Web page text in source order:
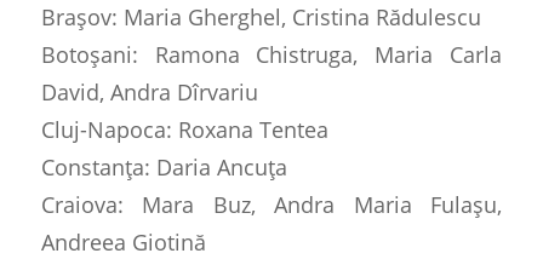
Brașov: Maria Gherghel, Cristina Rădulescu
Botoșani: Ramona Chistruga, Maria Carla
David, Andra Dîrvariu
Cluj-Napoca: Roxana Tentea
Constanța: Daria Ancuța
Craiova: Mara Buz, Andra Maria Fulașu,
Andreea Giotină